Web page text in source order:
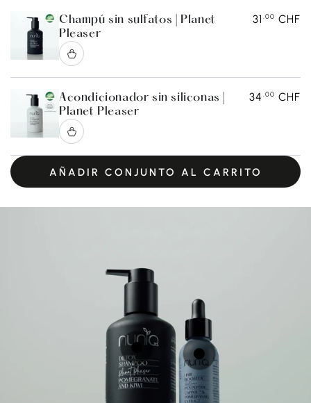
Champú sin sulfatos | Planet
Pleaser
31 .00 CHF
Acondicionador sin siliconas |
Planet Pleaser
34 .00 CHF
AÑADIR CONJUNTO AL CARRITO